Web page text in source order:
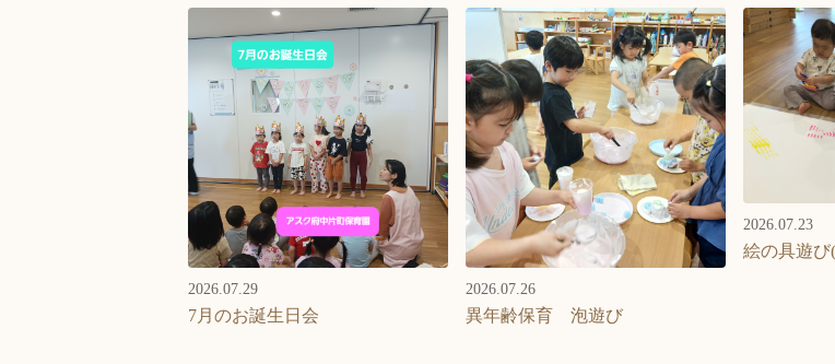
2026.07.29
7月のお誕生日会
2026.07.26
異年齢保育 泡遊び
2026.07.23
絵の具遊び